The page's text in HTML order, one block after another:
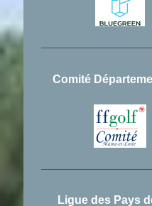
Comité
Ligue des Pays